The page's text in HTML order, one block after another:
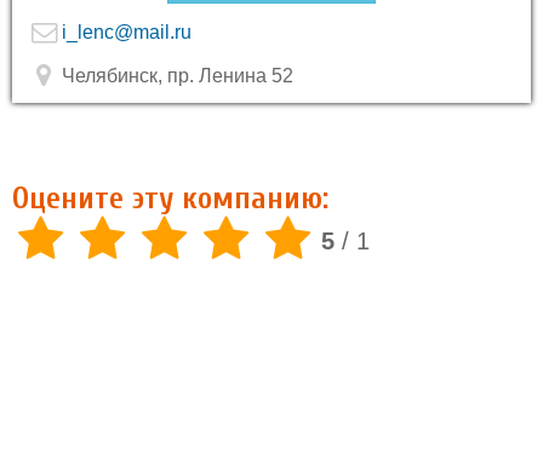
i_lenc@mail.ru
Челябинск, пр. Ленина 52
Оцените эту компанию:
5 / 1